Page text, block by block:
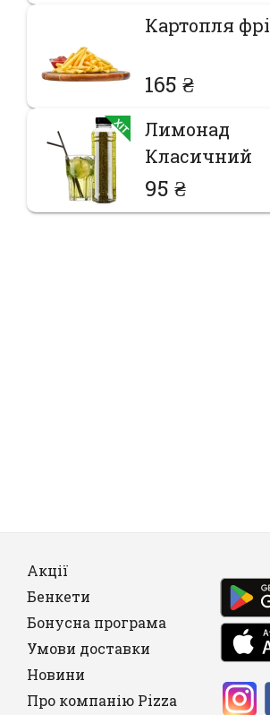
Картопля фрі
165 ₴
Лимонад
Класичний
95 ₴
Акції
Бенкети
Бонусна програма
Умови доставки
Новини
Про компанію Pizza